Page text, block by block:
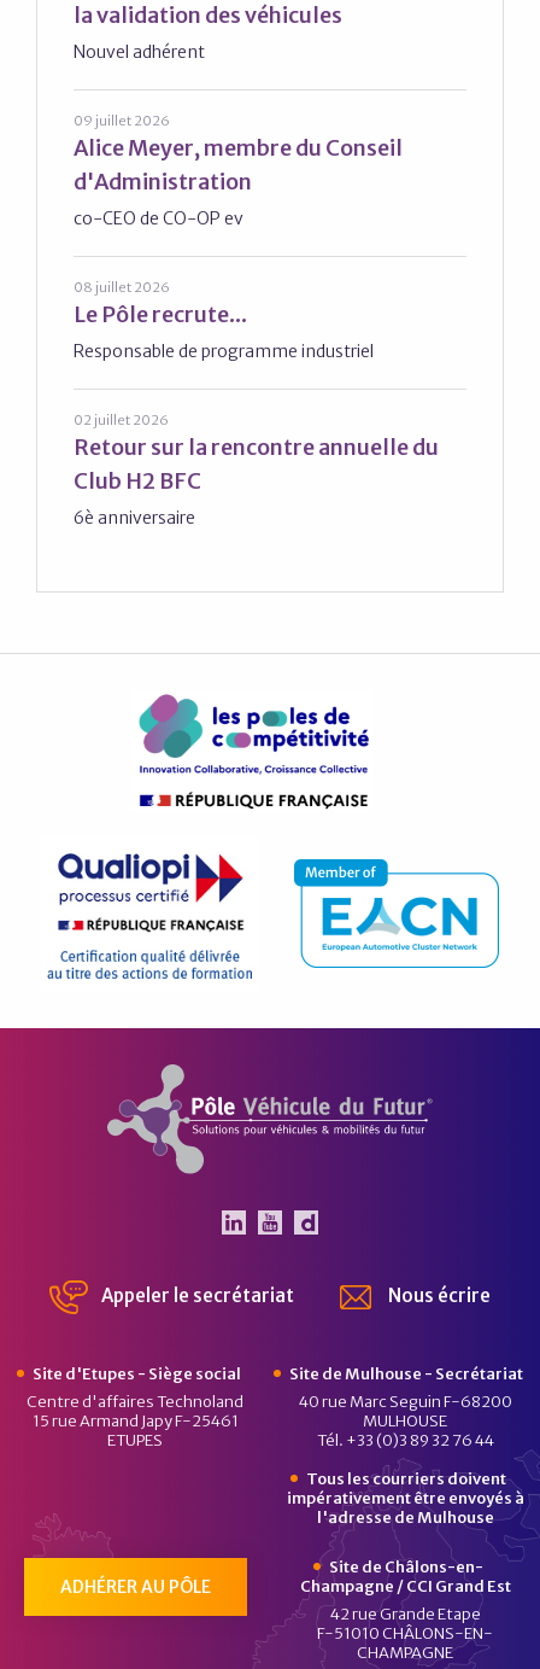
la validation des véhicules
Nouvel adhérent
09 juillet 2026
Alice Meyer, membre du Conseil
d'Administration
co-CEO de CO-OP ev
08 juillet 2026
Le Pôle recrute...
Responsable de programme industriel
02 juillet 2026
Retour sur la rencontre annuelle du
Club H2 BFC
6è anniversaire
Pôle Véhicule du Futur
Appeler le secrétariat Nous écrire
Site d'Etupes - Siège social
Centre d'affaires Technoland
15 rue Armand Japy F-25461
ETUPES
Site de Mulhouse - Secrétariat
40 rue Marc Seguin F-68200
MULHOUSE
Tél. +33 (0)3 89 32 76 44
Tous les courriers doivent
impérativement être envoyés à
l'adresse de Mulhouse
ADHÉRER AU PÔLE
Site de Châlons-en-
Champagne / CCI Grand Est
42 rue Grande Etape
F-51010 CHÂLONS-EN-
CHAMPAGNE